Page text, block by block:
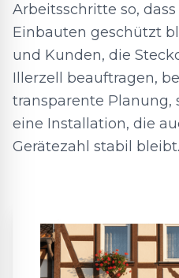
Arbeitsschritte so,
Einbauten geschützt
und Kunden, die
Illerzell beauftragen,
transparente Planung,
eine Installation, die
Gerätezahl stabil bleibt.